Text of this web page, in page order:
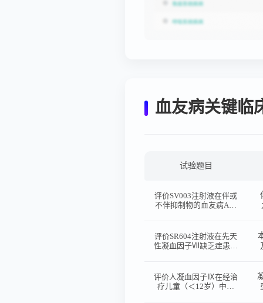
血友病关键临
试验题目
评价SV003注射液在伴或
不伴抑制物的血友病A患
性、安全性和药代动力学
特征的多剂量、多中心Ⅱ
期临床试验
评价SR604注射液在先天
性凝血因子Ⅶ缺乏症患者
中心Ⅱ期临床试验
评价人凝血因子Ⅸ在经治
疗儿童（＜12岁）中、